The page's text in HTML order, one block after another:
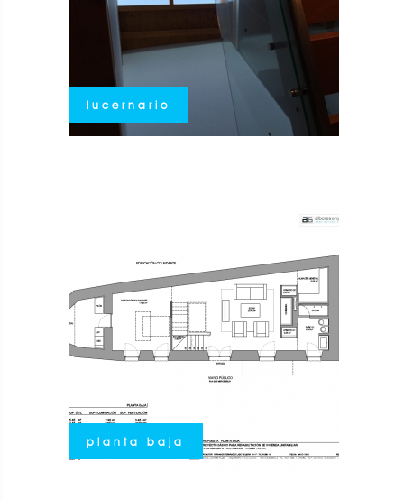
lucernario
planta baja